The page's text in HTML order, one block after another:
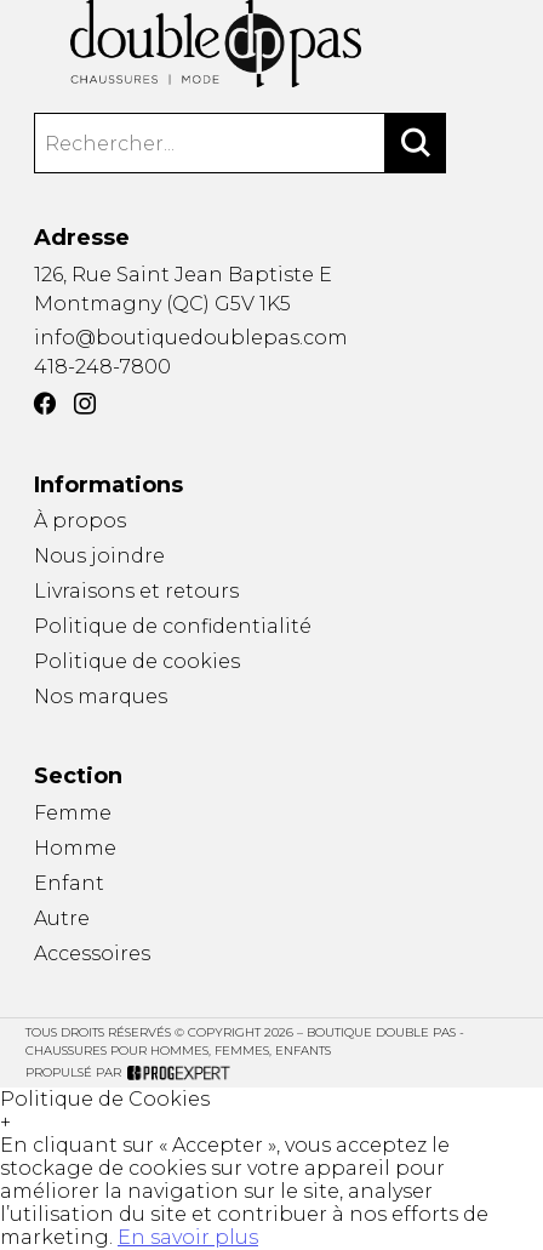
Adresse
126, Rue Saint Jean Baptiste E
Montmagny (QC) G5V 1K5
info@boutiquedoublepas.com
418-248-7800
Informations
À propos
Nous joindre
Livraisons et retours
Politique de confidentialité
Politique de cookies
Nos marques
Section
Femme
Homme
Enfant
Autre
Accessoires
TOUS DROITS RÉSERVÉS © COPYRIGHT 2026 – BOUTIQUE DOUBLE PAS -
CHAUSSURES POUR HOMMES, FEMMES, ENFANTS
PROPULSÉ PAR
Politique de Cookies
+
En cliquant sur « Accepter », vous acceptez le
stockage de cookies sur votre appareil pour
améliorer la navigation sur le site, analyser
l’utilisation du site et contribuer à nos efforts de
marketing. En savoir plus